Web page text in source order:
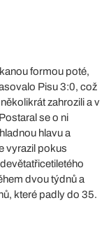
formou poté,
Pisu 3:0, což
zahrozili a v
se o ni
hlavu a
vyrazil pokus
dvou týdnů a
které padly do 35.